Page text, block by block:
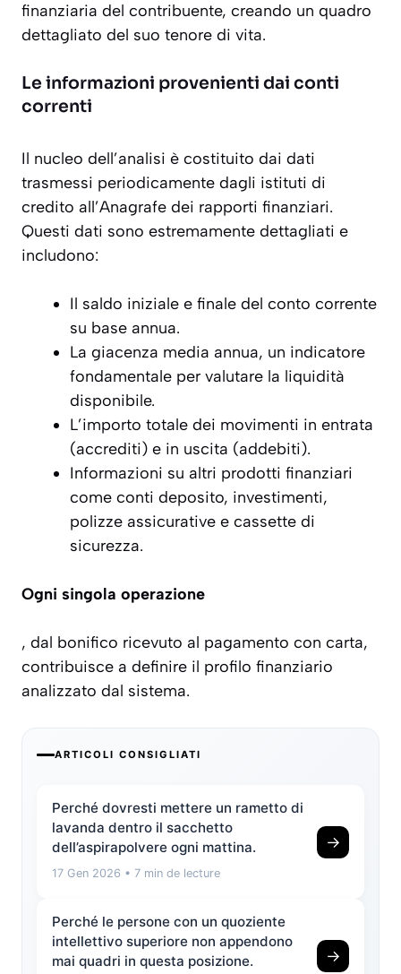
finanziaria del contribuente, creando un quadro
dettagliato del suo tenore di vita.
Le informazioni provenienti dai conti
correnti
Il nucleo dell’analisi è costituito dai dati
trasmessi periodicamente dagli istituti di
credito all’Anagrafe dei rapporti finanziari.
Questi dati sono estremamente dettagliati e
includono:
Il saldo iniziale e finale del conto corrente
su base annua.
La giacenza media annua, un indicatore
fondamentale per valutare la liquidità
disponibile.
L’importo totale dei movimenti in entrata
(accrediti) e in uscita (addebiti).
Informazioni su altri prodotti finanziari
come conti deposito, investimenti,
polizze assicurative e cassette di
sicurezza.
Ogni singola operazione
, dal bonifico ricevuto al pagamento con carta,
contribuisce a definire il profilo finanziario
analizzato dal sistema.
ARTICOLI CONSIGLIATI
Perché dovresti mettere un rametto di
lavanda dentro il sacchetto
dell’aspirapolvere ogni mattina.
17 Gen 2026 • 7 min de lecture
→
Perché le persone con un quoziente
intellettivo superiore non appendono
mai quadri in questa posizione.
→